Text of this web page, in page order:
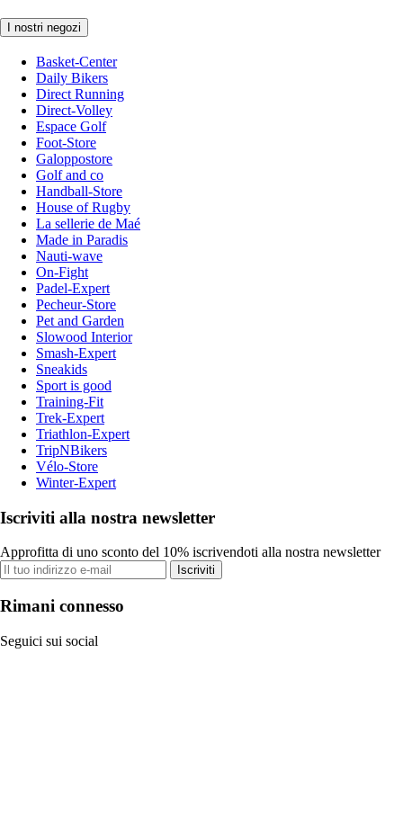
I nostri negozi
Basket-Center
Daily Bikers
Direct Running
Direct-Volley
Espace Golf
Foot-Store
Galoppostore
Golf and co
Handball-Store
House of Rugby
La sellerie de Maé
Made in Paradis
Nauti-wave
On-Fight
Padel-Expert
Pecheur-Store
Pet and Garden
Slowood Interior
Smash-Expert
Sneakids
Sport is good
Training-Fit
Trek-Expert
Triathlon-Expert
TripNBikers
Vélo-Store
Winter-Expert
Iscriviti alla nostra newsletter
Approfitta di uno sconto del 10% iscrivendoti alla nostra newsletter
Iscriviti
Rimani connesso
Seguici sui social